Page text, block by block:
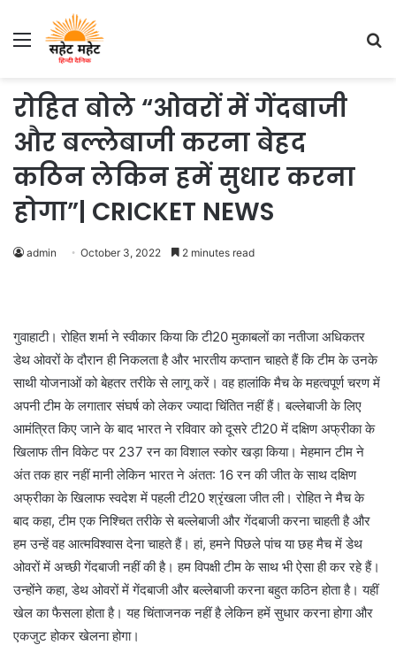
Menu
रोहित बोले “ओवरों में गेंदबाजी
और बल्लेबाजी करना बेहद
कठिन लेकिन हमें सुधार करना
होगा”| CRICKET NEWS
admin October 3, 2022 2 minutes read
गुवाहाटी। रोहित शर्मा ने स्वीकार किया कि टी20 मुकाबलों का नतीजा अधिकतर
डेथ ओवरों के दौरान ही निकलता है और भारतीय कप्तान चाहते हैं कि टीम के उनके
साथी योजनाओं को बेहतर तरीके से लागू करें। वह हालांकि मैच के महत्वपूर्ण चरण में
अपनी टीम के लगातार संघर्ष को लेकर ज्यादा चिंतित नहीं हैं। बल्लेबाजी के लिए
आमंत्रित किए जाने के बाद भारत ने रविवार को दूसरे टी20 में दक्षिण अफ्रीका के
खिलाफ तीन विकेट पर 237 रन का विशाल स्कोर खड़ा किया। मेहमान टीम ने
अंत तक हार नहीं मानी लेकिन भारत ने अंतत: 16 रन की जीत के साथ दक्षिण
अफ्रीका के खिलाफ स्वदेश में पहली टी20 श्रृंखला जीत ली। रोहित ने मैच के
बाद कहा, टीम एक निश्चित तरीके से बल्लेबाजी और गेंदबाजी करना चाहती है और
हम उन्हें वह आत्मविश्वास देना चाहते हैं। हां, हमने पिछले पांच या छह मैच में डेथ
ओवरों में अच्छी गेंदबाजी नहीं की है। हम विपक्षी टीम के साथ भी ऐसा ही कर रहे हैं।
उन्होंने कहा, डेथ ओवरों में गेंदबाजी और बल्लेबाजी करना बहुत कठिन होता है। यहीं
खेल का फैसला होता है। यह चिंताजनक नहीं है लेकिन हमें सुधार करना होगा और
एकजुट होकर खेलना होगा।